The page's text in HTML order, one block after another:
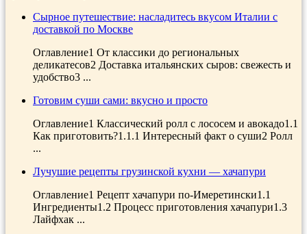
Сырное путешествие: насладитесь вкусом Италии с
доставкой по Москве
Оглавление1 От классики до региональных
деликатесов2 Доставка итальянских сыров: свежесть и
удобство3 ...
Готовим суши сами: вкусно и просто
Оглавление1 Классический ролл с лососем и авокадо1.1
Как приготовить?1.1.1 Интересный факт о суши2 Ролл
...
Лучушие рецепты грузинской кухни — хачапури
Оглавление1 Рецепт хачапури по-Имеретински1.1
Ингредиенты1.2 Процесс приготовления хачапури1.3
Лайфхак ...